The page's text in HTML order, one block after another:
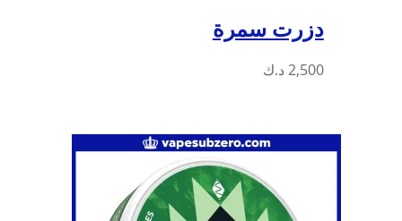
دزرت سمرة
2,500 د.ك